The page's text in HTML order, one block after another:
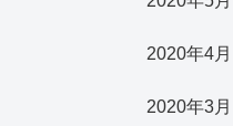
2020年4月
2020年3月